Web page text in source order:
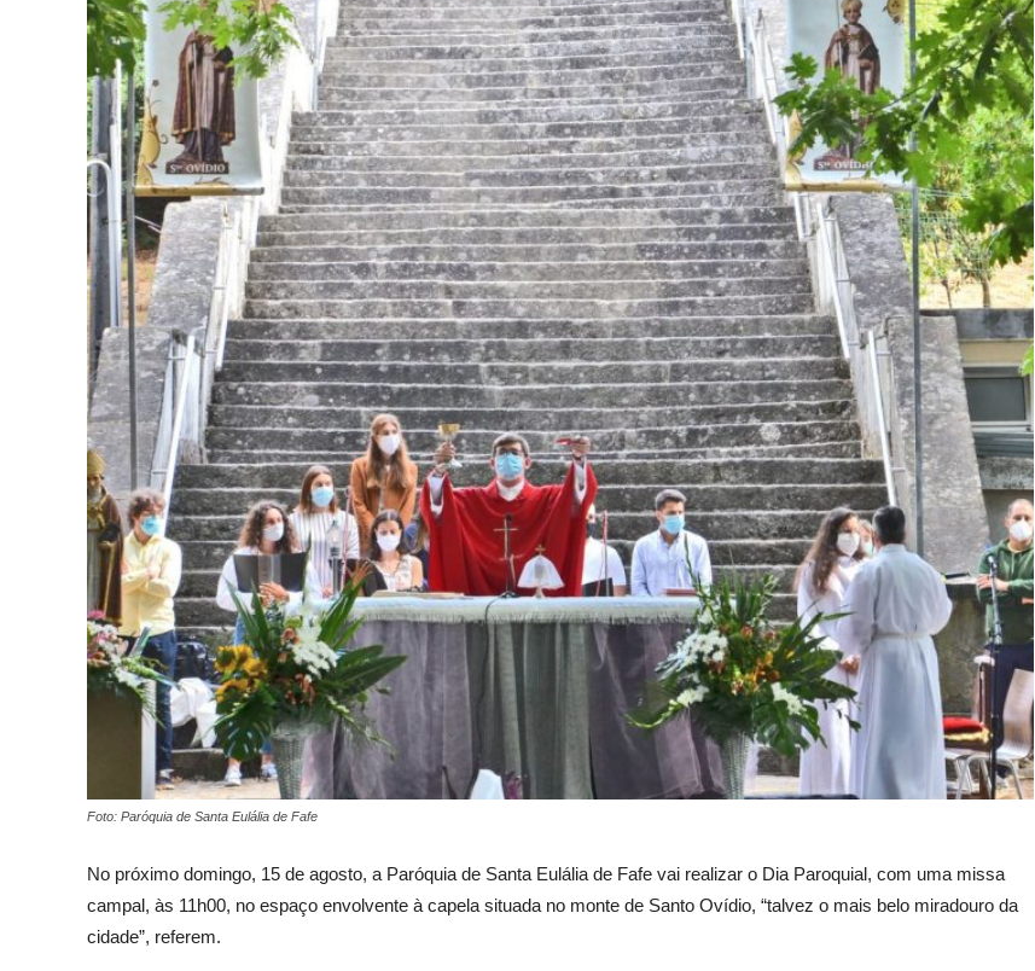
Foto: Paróquia de Santa Eulália de Fafe
No próximo domingo, 15 de agosto, a Paróquia de Santa Eulália de Fafe vai realizar o Dia Paroquial, com uma missa
campal, às 11h00, no espaço envolvente à capela situada no monte de Santo Ovídio, “talvez o mais belo miradouro da
cidade”, referem.